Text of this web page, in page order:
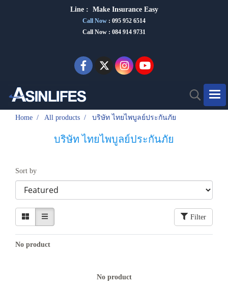
Line : Make Insurance Easy
Call Now : 095 952 6514
Call Now : 084 914 9731
Home All products บริษัท ไทยไพบูลย์ประกันภัย
บริษัท ไทยไพบูลย์ประกันภัย
Sort by
Filter
No product
No product